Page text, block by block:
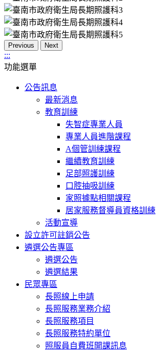
Previous Next
:::
功能選單
公告訊息
最新消息
教育訓練
失智症專業人員
專業人員進階課程
A個管訓練課程
繼續教育訓練
足部照護訓練
口腔抽吸訓練
家照據點相關課程
居家服務督導員資格訓練
活動宣導
設立許可註銷公告
遴選公告專區
遴選公告
遴選結果
民眾專區
長照線上申請
長照服務業務介紹
長照服務項目
長照服務特約單位
照服員自費班開課訊息